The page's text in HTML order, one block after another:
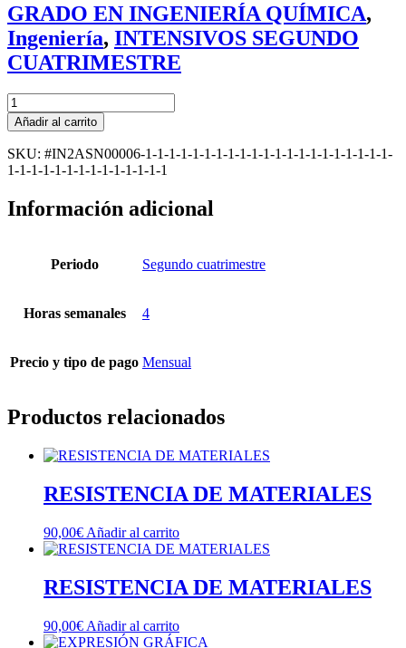
GRADO EN INGENIERÍA QUÍMICA,
Ingeniería, INTENSIVOS SEGUNDO
CUATRIMESTRE
INTENSIVO
-
INGENIERÍA
FLUIDOMECÁNICA
cantidad
Añadir al carrito
SKU: #IN2ASN00006-1-1-1-1-1-1-1-1-1-1-1-1-1-1-1-1-1-1-1-1-1-
1-1-1-1-1-1-1-1-1-1-1-1-1-1
Información adicional
Periodo Segundo cuatrimestre
Horas semanales 4
Precio y tipo de pago Mensual
Productos relacionados
RESISTENCIA DE MATERIALES
90,00€ Añadir al carrito
RESISTENCIA DE MATERIALES
90,00€ Añadir al carrito